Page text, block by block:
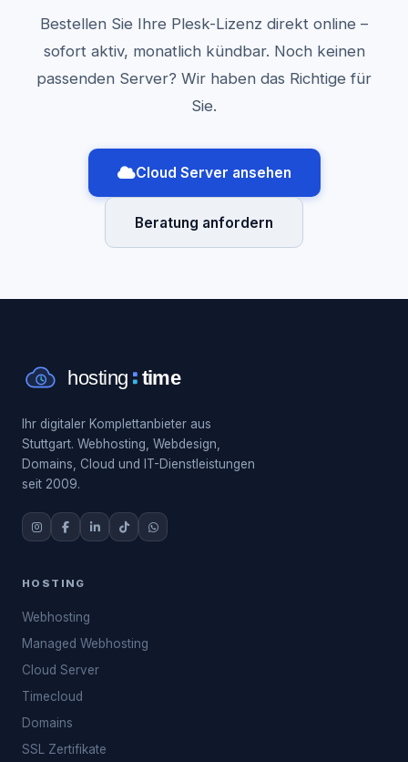
Bestellen Sie Ihre Plesk-Lizenz direkt online –
sofort aktiv, monatlich kündbar. Noch keinen
passenden Server? Wir haben das Richtige für
Sie.
Cloud Server ansehen
Beratung anfordern
Ihr digitaler Komplettanbieter aus
Stuttgart. Webhosting, Webdesign,
Domains, Cloud und IT-Dienstleistungen
seit 2009.
HOSTING
Webhosting
Managed Webhosting
Cloud Server
Timecloud
Domains
SSL Zertifikate